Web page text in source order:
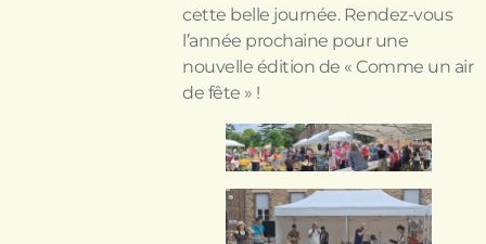
cette belle journée. Rendez-vous
l’année prochaine pour une
nouvelle édition de « Comme un air
de fête » !